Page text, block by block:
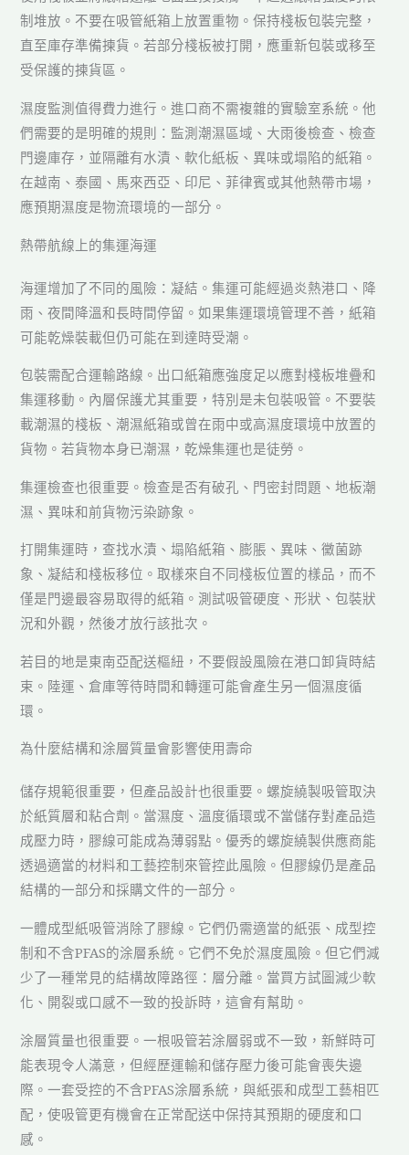
制堆放。不要在吸管紙箱上放置重物。保持棧板包裝完整，
直至庫存準備揀貨。若部分棧板被打開，應重新包裝或移至
受保護的揀貨區。
濕度監測值得費力進行。進口商不需複雜的實驗室系統。他
們需要的是明確的規則：監測潮濕區域、大雨後檢查、檢查
門邊庫存，並隔離有水漬、軟化紙板、異味或塌陷的紙箱。
在越南、泰國、馬來西亞、印尼、菲律賓或其他熱帶市場，
應預期濕度是物流環境的一部分。
熱帶航線上的集運海運
海運增加了不同的風險：凝結。集運可能經過炎熱港口、降
雨、夜間降溫和長時間停留。如果集運環境管理不善，紙箱
可能乾燥裝載但仍可能在到達時受潮。
包裝需配合運輸路線。出口紙箱應強度足以應對棧板堆疊和
集運移動。內層保護尤其重要，特別是未包裝吸管。不要裝
載潮濕的棧板、潮濕紙箱或曾在雨中或高濕度環境中放置的
貨物。若貨物本身已潮濕，乾燥集運也是徒勞。
集運檢查也很重要。檢查是否有破孔、門密封問題、地板潮
濕、異味和前貨物污染跡象。
打開集運時，查找水漬、塌陷紙箱、膨脹、異味、黴菌跡
象、凝結和棧板移位。取樣來自不同棧板位置的樣品，而不
僅是門邊最容易取得的紙箱。測試吸管硬度、形狀、包裝狀
況和外觀，然後才放行該批次。
若目的地是東南亞配送樞紐，不要假設風險在港口卸貨時結
束。陸運、倉庫等待時間和轉運可能會產生另一個濕度循
環。
為什麼結構和涂層質量會影響使用壽命
儲存規範很重要，但產品設計也很重要。螺旋繞製吸管取決
於紙質層和粘合劑。當濕度、溫度循環或不當儲存對產品造
成壓力時，膠線可能成為薄弱點。優秀的螺旋繞製供應商能
透過適當的材料和工藝控制來管控此風險。但膠線仍是產品
結構的一部分和採購文件的一部分。
一體成型紙吸管消除了膠線。它們仍需適當的紙張、成型控
制和不含PFAS的涂層系統。它們不免於濕度風險。但它們減
少了一種常見的結構故障路徑：層分離。當買方試圖減少軟
化、開裂或口感不一致的投訴時，這會有幫助。
涂層質量也很重要。一根吸管若涂層弱或不一致，新鮮時可
能表現令人滿意，但經歷運輸和儲存壓力後可能會喪失邊
際。一套受控的不含PFAS涂層系統，與紙張和成型工藝相匹
配，使吸管更有機會在正常配送中保持其預期的硬度和口
感。